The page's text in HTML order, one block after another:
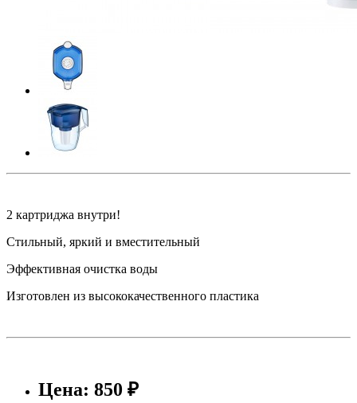
2 картриджа внутри!
Стильный, яркий и вместительный
Эффективная очистка воды
Изготовлен из высококачественного пластика
Цена: 850 ₽